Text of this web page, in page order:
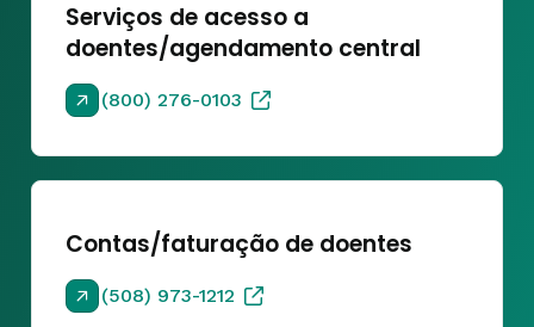
Serviços de acesso a
doentes/agendamento central
(800) 276-0103
Contas/faturação de doentes
(508) 973-1212